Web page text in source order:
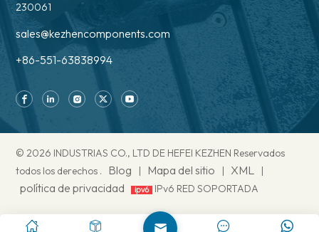
230061
sales@kezhencomponents.com
+86-551-63838994
© 2026 INDUSTRIAS CO., LTD DE HEFEI KEZHEN Reservados
todos los derechos .
Blog | Mapa del sitio | XML |
política de privacidad IPv6 RED SOPORTADA